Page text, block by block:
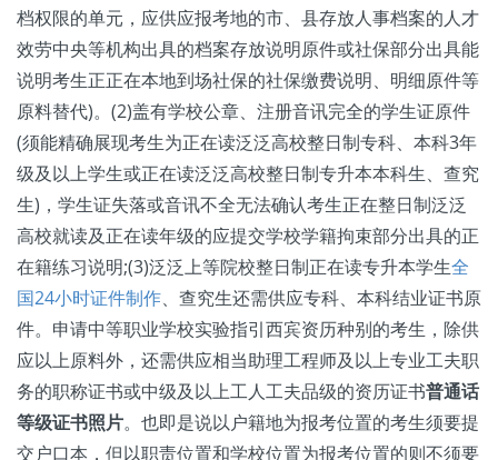
档权限的单元，应供应报考地的市、县存放人事档案的人才
效劳中央等机构出具的档案存放说明原件或社保部分出具能
说明考生正正在本地到场社保的社保缴费说明、明细原件等
原料替代)。(2)盖有学校公章、注册音讯完全的学生证原件
(须能精确展现考生为正在读泛泛高校整日制专科、本科3年
级及以上学生或正在读泛泛高校整日制专升本本科生、查究
生)，学生证失落或音讯不全无法确认考生正在整日制泛泛
高校就读及正在读年级的应提交学校学籍拘束部分出具的正
在籍练习说明;(3)泛泛上等院校整日制正在读专升本学生全
国24小时证件制作、查究生还需供应专科、本科结业证书原
件。申请中等职业学校实验指引西宾资历种别的考生，除供
应以上原料外，还需供应相当助理工程师及以上专业工夫职
务的职称证书或中级及以上工人工夫品级的资历证书普通话
等级证书照片。也即是说以户籍地为报考位置的考生须要提
交户口本，但以职责位置和学校位置为报考位置的则不须要